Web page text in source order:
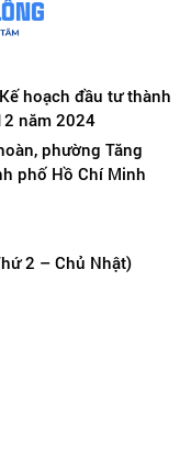
hoạch đầu tư thành
năm 2024
phường Tăng
phố Hồ Chí Minh
2 – Chủ Nhật)